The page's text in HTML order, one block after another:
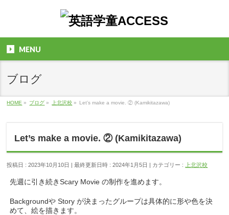
MENU
ブログ
HOME » ブログ » 上北沢校 » Let’s make a movie. ② (Kamikitazawa)
Let’s make a movie. ② (Kamikitazawa)
投稿日 : 2023年10月10日 最終更新日時 : 2024年1月5日 カテゴリー : 上北沢校
先週に引き続きScary Movie の制作を進めます。
Backgroundや Story が決まったグループは具体的に形や色を決
めて、絵を描きます。